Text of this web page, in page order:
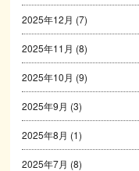
2025年12月 (7)
2025年11月 (8)
2025年10月 (9)
2025年9月 (3)
2025年8月 (1)
2025年7月 (8)